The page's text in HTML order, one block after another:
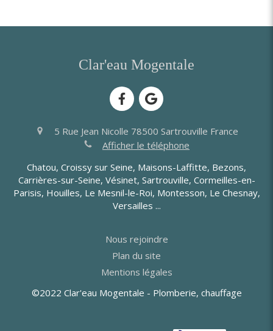
Clar'eau Mogentale
5 Rue Jean Nicolle 78500 Sartrouville France
Afficher le téléphone
Chatou, Croissy sur Seine, Maisons-Laffitte, Bezons,
Carrières-sur-Seine, Vésinet, Sartrouville, Cormeilles-en-
Parisis, Houilles, Le Mesnil-le-Roi, Montesson, Le Chesnay,
Versailles ...
Nous rejoindre
Plan du site
Mentions légales
©2022 Clar'eau Mogentale - Plomberie, chauffage